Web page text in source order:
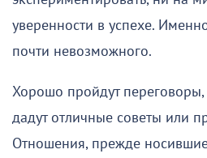
уверенности в успехе.
почти невозможного.
Хорошо пройдут
дадут отличные советы или
Отношения, прежде